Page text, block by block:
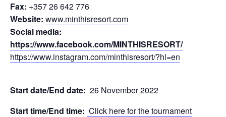
Fax: +357 26 642 776
Website: www.minthisresort.com
Social media:
https://www.facebook.com/MINTHISRESORT/
https://www.instagram.com/minthisresort/?hl=en
Start date/End date: 26 November 2022
Start time/End time: Click here for the tournament